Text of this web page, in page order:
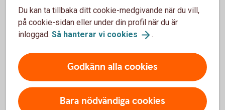
0771-28 80 00 – frågor eller spärr av kort,
Mastercard Guld
Kontakt Mastercard Platinum
Frågor om försäkring, spärra kortet? Ett nummer för
alla frågor gällande Mastercard Platinum.
Du kan ta tillbaka ditt cookie-medgivande när du vill,
på cookie-sidan eller under din profil när du är
inloggad. Så hanterar vi cookies .
Godkänn alla cookies
Bara nödvändiga cookies